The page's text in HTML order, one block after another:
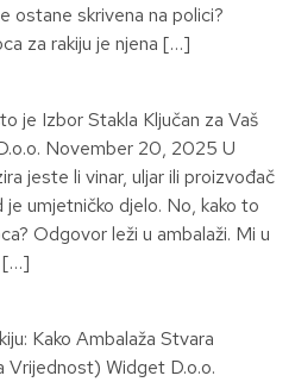
ostane skrivena na polici?
za rakiju je njena […]
je Izbor Stakla Ključan za Vaš
November 20, 2025 U
jeste li vinar, uljar ili proizvođač
umjetničko djelo. No, kako to
Odgovor leži u ambalaži. Mi u
[…]
Kako Ambalaža Stvara
Vrijednost) Widget D.o.o.